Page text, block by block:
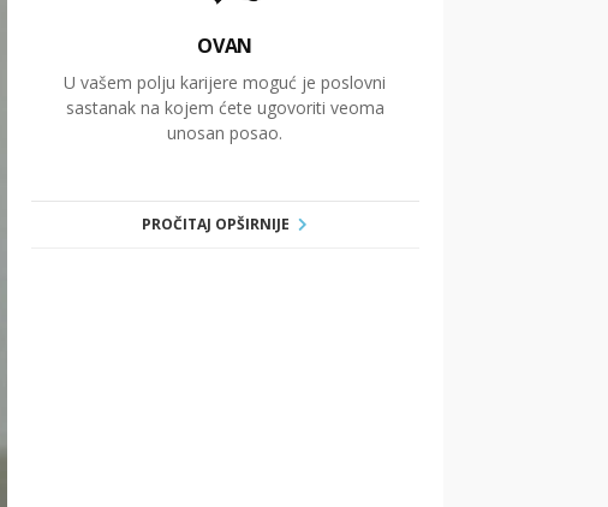
OVAN
U vašem polju karijere moguć je poslovni
sastanak na kojem ćete ugovoriti veoma
unosan posao.
PROČITAJ OPŠIRNIJE